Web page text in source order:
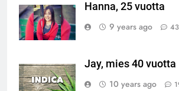
Hanna, 25 vuotta
9 years ago
43
Jay, mies 40 vuotta
10 years ago